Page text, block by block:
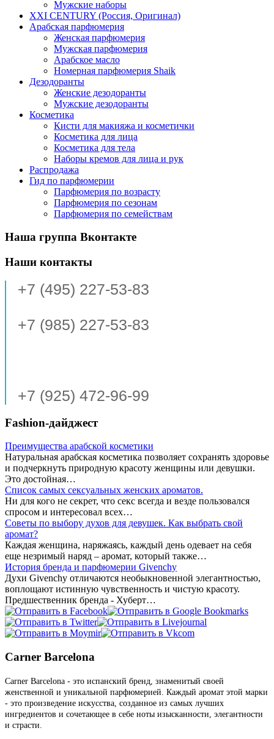
Мужские наборы
XXI CENTURY (Россия, Оригинал)
Арабская парфюмерия
Женская парфюмерия
Мужская парфюмерия
Арабское масло
Номерная парфюмерия Shaik
Дезодоранты
Женские дезодоранты
Мужские дезодоранты
Косметика
Кисти для макияжа и косметички
Косметика для лица
Косметика для тела
Наборы кремов для лица и рук
Распродажа
Гид по парфюмерии
Парфюмерия по возрасту
Парфюмерия по сезонам
Парфюмерия по семействам
Наша группа Вконтакте
Наши контакты
+7 (495) 227-53-83
+7 (985) 227-53-83
+7 (925) 472-96-99
Fashion-дайджест
Преимущества арабской косметики
Натуральная арабская косметика позволяет сохранять здоровье
и подчеркнуть природную красоту женщины или девушки.
Это достойная…
Список самых сексуальных женских ароматов.
Ни для кого не секрет, что секс всегда и везде пользовался
спросом и интересовал всех…
Советы по выбору духов для девушек. Как выбрать свой
аромат?
Каждая женщина, наряжаясь, каждый день одевает на себя
еще незримый наряд – аромат, который также…
История бренда и парфюмерии Givenchy
Духи Givenchy отличаются необыкновенной элегантностью,
воплощают истинную чувственность и чистую красоту.
Предшественник бренда - Хуберт…
Carner Barcelona
Carner Barcelona - это испанский бренд, знаменитый своей
женственной и уникальной парфюмерией. Каждый аромат этой марки
- это произведение искусства, созданное из самых лучших
ингредиентов и сочетающее в себе ноты изысканности, элегантности
и страсти.